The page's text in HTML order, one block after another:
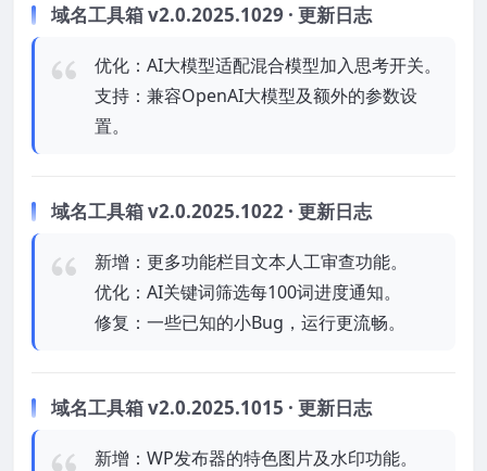
域名工具箱 v2.0.2025.1029 · 更新日志
优化：AI大模型适配混合模型加入思考开关。
支持：兼容OpenAI大模型及额外的参数设
置。
域名工具箱 v2.0.2025.1022 · 更新日志
新增：更多功能栏目文本人工审查功能。
优化：AI关键词筛选每100词进度通知。
修复：一些已知的小Bug，运行更流畅。
域名工具箱 v2.0.2025.1015 · 更新日志
新增：WP发布器的特色图片及水印功能。